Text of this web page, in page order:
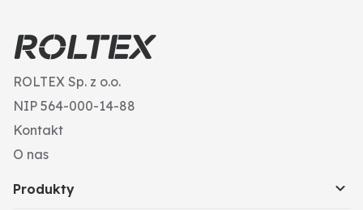
ROLTEX Sp. z o.o.
NIP 564-000-14-88
Kontakt
O nas
Produkty